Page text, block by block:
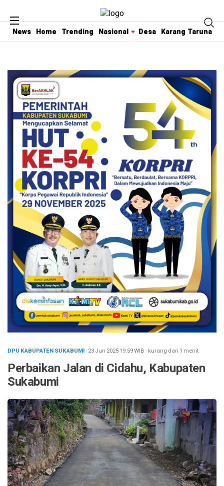
News Home Trending Nasional Desa Karang Taruna
DPU KABUPATEN SUKABUMI· 23 Jun 202519:59WIB · kurang dari 1 menit
Perbaikan Jalan di Cidahu, Kabupaten
Sukabumi